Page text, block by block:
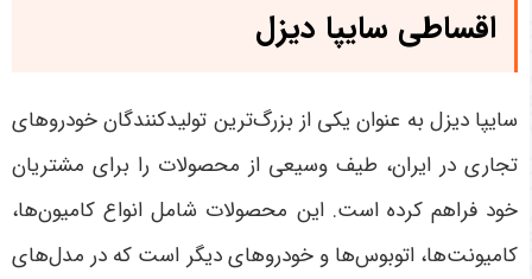
اقساطی سایپا دیزل
سایپا دیزل به عنوان یکی از بزرگ‌ترین تولیدکنندگان خودروهای
تجاری در ایران، طیف وسیعی از محصولات را برای مشتریان
خود فراهم کرده است. این محصولات شامل انواع کامیون‌ها،
کامیونت‌ها، اتوبوس‌ها و خودروهای دیگر است که در مدل‌های